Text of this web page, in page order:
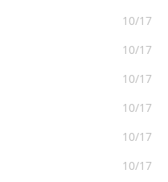
10/17
10/17
10/17
10/17
10/17
10/17